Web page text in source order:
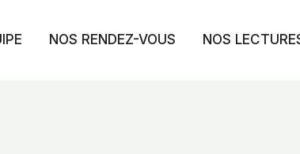
NOS RENDEZ-VOUS NOS